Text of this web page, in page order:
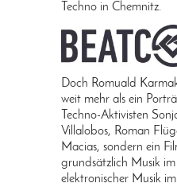
Techno in Chemnitz.
Doch Romuald
weit mehr als ein
Techno-Aktivisten
Villalobos, Roman
Macias, sondern ein
grundsätzlich Musik
elektronischer Musik